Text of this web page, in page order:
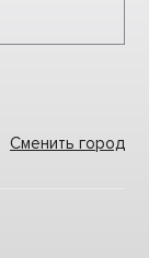
Сменить город